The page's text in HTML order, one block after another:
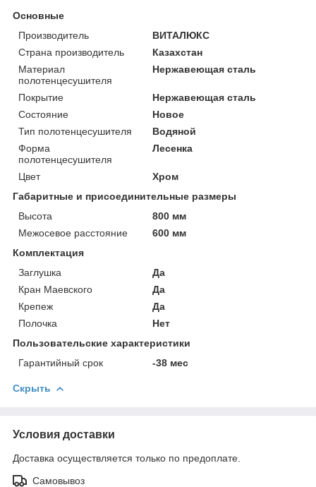
Основные
Производитель
ВИТАЛЮКС
Страна производитель
Казахстан
Материал
полотенцесушителя
Нержавеющая сталь
Покрытие
Нержавеющая сталь
Состояние
Новое
Тип полотенцесушителя
Водяной
Форма
полотенцесушителя
Лесенка
Цвет
Хром
Габаритные и присоединительные размеры
Высота
800 мм
Межосевое расстояние
600 мм
Комплектация
Заглушка
Да
Кран Маевского
Да
Крепеж
Да
Полочка
Нет
Пользовательские характеристики
Гарантийный срок
-38 мес
Скрыть
Условия доставки
Доставка осуществляется только по предоплате.
Самовывоз